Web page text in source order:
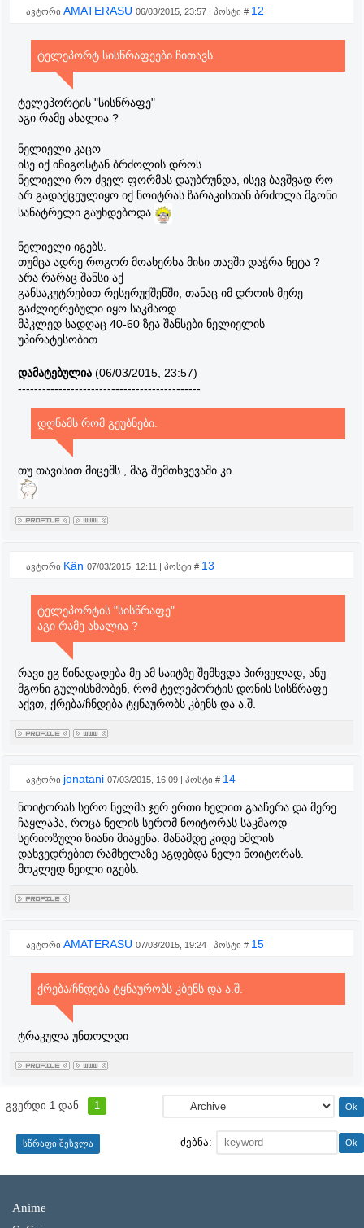
ავტორი AMATERASU 06/03/2015, 23:57 | პოსტი # 12
ტელეპორტ სისწრაფეები ჩითავს
ტელეპორტის "სისწრაფე"
აგი რამე ახალია ?
ნელიელი კაცო
ისე იქ იჩიგოსტან ბრძოლის დროს
ნელიელი რო ძველ ფორმას დაუბრუნდა, ისევ ბავშვად რო
არ გადაქცეულიყო იქ ნოიტრას ზარაკისთან ბრძოლა მგონი
სანატრელი გაუხდებოდა
ნელიელი იგებს.
თუმცა ადრე როგორ მოახერხა მისი თავში დაჭრა ნეტა ?
არა რარაც შანსი აქ
განსაკუტრებით რესერუქშენში, თანაც იმ დროის მერე
გაძლიერებული იყო საკმაოდ.
მპკლედ სადღაც 40-60 ზეა შანსები ნელიელის
უპირატესობით
დამატებულია (06/03/2015, 23:57)
---------------------------------------------
დღნამს რომ გეუბნები.
თუ თავისით მიცემს , მაგ შემთხვევაში კი
ავტორი Kân 07/03/2015, 12:11 | პოსტი # 13
ტელეპორტის "სისწრაფე"
აგი რამე ახალია ?
რავი ეგ წინადადება მე ამ საიტზე შემხვდა პირველად, ანუ
მგონი გულისხმობენ, რომ ტელეპორტის დონის სისწრაფე
აქვთ, ქრება/ჩნდება ტყნაურობს კბენს და ა.შ.
ავტორი jonatani 07/03/2015, 16:09 | პოსტი # 14
ნოიტორას სერო ნელმა ჯერ ერთი ხელით გააჩერა და მერე
ჩაყლაპა, როცა ნელის სერომ ნოიტორას საკმაოდ
სერიოზული ზიანი მიაყენა. მანამდე კიდე ხმლის
დახვედრებით რამხელაზე აგდებდა ნელი ნოიტორას.
მოკლედ ნეილი იგებს.
ავტორი AMATERASU 07/03/2015, 19:24 | პოსტი # 15
ქრება/ჩნდება ტყნაურობს კბენს და ა.შ.
ტრაკულა უნთოლდი
გვერდი 1 დან 1
ძებნა:
Anime